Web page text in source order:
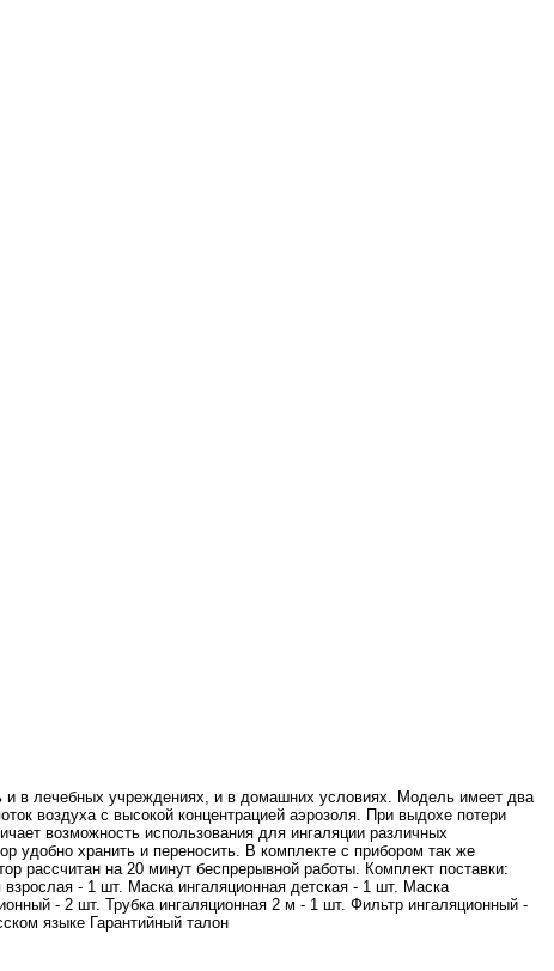
и в лечебных учреждениях, и в домашних условиях. Модель имеет два
воздуха с высокой концентрацией аэрозоля. При выдохе потери
возможность использования для ингаляции различных
удобно хранить и переносить. В комплекте с прибором так же
рассчитан на 20 минут беспрерывной работы. Комплект поставки:
- 1 шт. Маска ингаляционная детская - 1 шт. Маска
- 2 шт. Трубка ингаляционная 2 м - 1 шт. Фильтр ингаляционный -
языке Гарантийный талон